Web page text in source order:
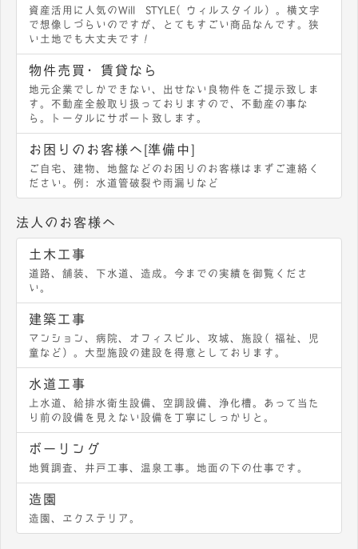
資産活用に人気のWill STYLE（ウィルスタイル）。横文字
で想像しづらいのですが、とてもすごい商品なんです。狭
い土地でも大丈夫です！
物件売買・賃貸なら
地元企業でしかできない、出せない良物件をご提示致しま
す。不動産全般取り扱っておりますので、不動産の事な
ら。トータルにサポート致します。
お困りのお客様へ[準備中]
ご自宅、建物、地盤などのお困りのお客様はまずご連絡く
ださい。例：水道管破裂や雨漏りなど
法人のお客様へ
土木工事
道路、舗装、下水道、造成。今までの実績を御覧くださ
い。
建築工事
マンション、病院、オフィスビル、攻城、施設（福祉、児
童など）。大型施設の建設を得意としております。
水道工事
上水道、給排水衛生設備、空調設備、浄化槽。あって当た
り前の設備を見えない設備を丁寧にしっかりと。
ボーリング
地質調査、井戸工事、温泉工事。地面の下の仕事です。
造園
造園、エクステリア。